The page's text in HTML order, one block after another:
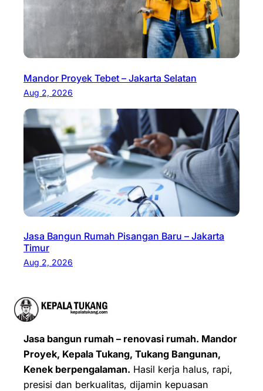
Mandor Proyek Tebet – Jakarta Selatan
Aug 2, 2026
Jasa Bangun Rumah Pisangan Baru – Jakarta
Timur
Aug 2, 2026
Jasa bangun rumah – renovasi rumah. Mandor
Proyek, Kepala Tukang, Tukang Bangunan,
Kenek berpengalaman. Hasil kerja halus, rapi,
presisi dan berkualitas, dijamin kepuasan